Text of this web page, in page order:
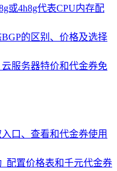
或4h8g代表CPU内存配
的区别、价格及选择
服务器特价和代金券免
口、查看和代金券使用
配置价格表和千元代金券